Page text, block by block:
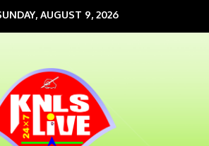
AUGUST 9, 2026